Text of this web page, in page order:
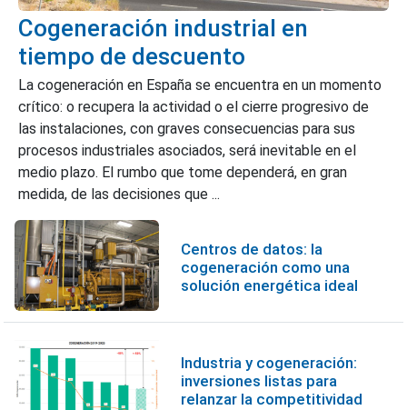
Cogeneración industrial en
tiempo de descuento
La cogeneración en España se encuentra en un momento
crítico: o recupera la actividad o el cierre progresivo de
las instalaciones, con graves consecuencias para sus
procesos industriales asociados, será inevitable en el
medio plazo. El rumbo que tome dependerá, en gran
medida, de las decisiones que ...
Centros de datos: la
cogeneración como una
solución energética ideal
Industria y cogeneración:
inversiones listas para
relanzar la competitividad